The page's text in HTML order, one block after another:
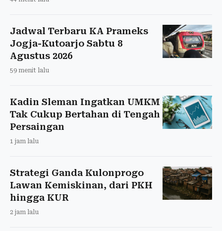
Jadwal Terbaru KA Prameks
Jogja-Kutoarjo Sabtu 8
Agustus 2026
59 menit lalu
Kadin Sleman Ingatkan UMKM
Tak Cukup Bertahan di Tengah
Persaingan
1 jam lalu
Strategi Ganda Kulonprogo
Lawan Kemiskinan, dari PKH
hingga KUR
2 jam lalu